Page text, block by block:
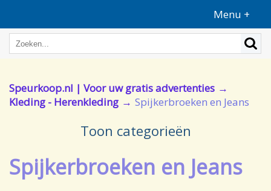
Menu +
Speurkoop.nl | Voor uw gratis advertenties
Kleding - Herenkleding
Spijkerbroeken en Jeans
Toon categorieën
Spijkerbroeken en Jeans